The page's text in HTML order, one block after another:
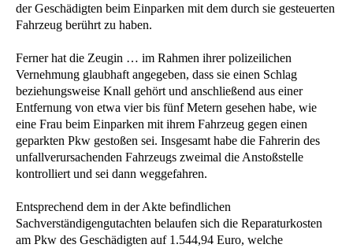
der Geschädigten beim Einparken mit dem durch sie gesteuerten
Fahrzeug berührt zu haben.
Ferner hat die Zeugin … im Rahmen ihrer polizeilichen
Vernehmung glaubhaft angegeben, dass sie einen Schlag
beziehungsweise Knall gehört und anschließend aus einer
Entfernung von etwa vier bis fünf Metern gesehen habe, wie
eine Frau beim Einparken mit ihrem Fahrzeug gegen einen
geparkten Pkw gestoßen sei. Insgesamt habe die Fahrerin des
unfallverursachenden Fahrzeugs zweimal die Anstoßstelle
kontrolliert und sei dann weggefahren.
Entsprechend dem in der Akte befindlichen
Sachverständigengutachten belaufen sich die Reparaturkosten
am Pkw des Geschädigten auf 1.544,94 Euro, welche